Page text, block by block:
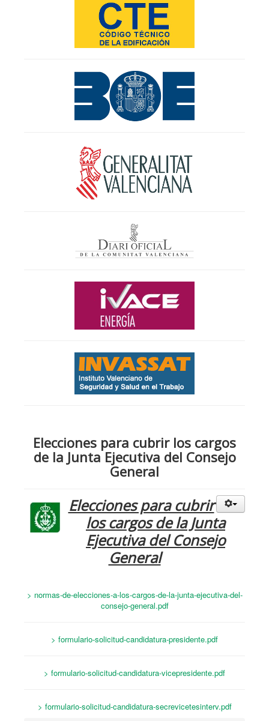
Elecciones para cubrir los cargos
de la Junta Ejecutiva del Consejo
General
Elecciones para cubrir
los cargos de la Junta
Ejecutiva del Consejo
General
> normas-de-elecciones-a-los-cargos-de-la-junta-ejecutiva-del-
consejo-general.pdf
> formulario-solicitud-candidatura-presidente.pdf
> formulario-solicitud-candidatura-vicepresidente.pdf
> formulario-solicitud-candidatura-secrevicetesinterv.pdf